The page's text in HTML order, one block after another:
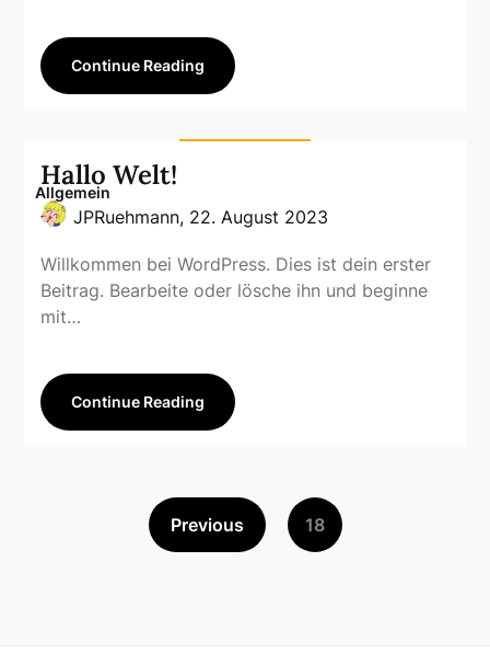
Continue Reading
Allgemein
Hallo Welt!
JPRuehmann, 22. August 2023
Willkommen bei WordPress. Dies ist dein erster
Beitrag. Bearbeite oder lösche ihn und beginne
mit…
Continue Reading
Previous 18